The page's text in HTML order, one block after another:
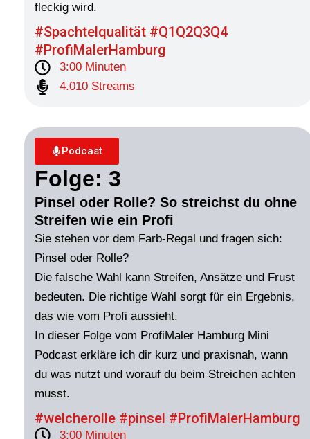
fleckig wird.
#Spachtelqualität #Q1Q2Q3Q4
#ProfiMalerHamburg
3:00 Minuten
4.010 Streams
Podcast
Folge: 3
Pinsel oder Rolle? So streichst du ohne
Streifen wie ein Profi
Sie stehen vor dem Farb-Regal und fragen sich:
Pinsel oder Rolle?
Die falsche Wahl kann Streifen, Ansätze und Frust
bedeuten. Die richtige Wahl sorgt für ein Ergebnis,
das wie vom Profi aussieht.
In dieser Folge vom ProfiMaler Hamburg Mini
Podcast erkläre ich dir kurz und praxisnah, wann
du was nutzt und worauf du beim Streichen achten
musst.
#welcherolle #pinsel #ProfiMalerHamburg
3:00 Minuten